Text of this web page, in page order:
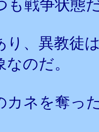
も戦争状態
り、異教徒
のだ。
カネを奪っ